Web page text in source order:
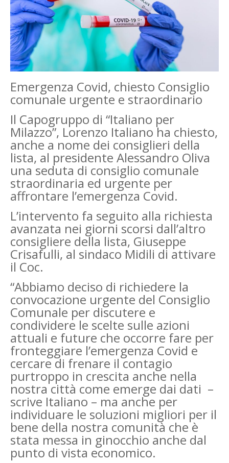
Emergenza Covid, chiesto Consiglio
comunale urgente e straordinario
Il Capogruppo di “Italiano per
Milazzo”, Lorenzo Italiano ha chiesto,
anche a nome dei consiglieri della
lista, al presidente Alessandro Oliva
una seduta di consiglio comunale
straordinaria ed urgente per
affrontare l’emergenza Covid.
L’intervento fa seguito alla richiesta
avanzata nei giorni scorsi dall’altro
consigliere della lista, Giuseppe
Crisafulli, al sindaco Midili di attivare
il Coc.
“Abbiamo deciso di richiedere la
convocazione urgente del Consiglio
Comunale per discutere e
condividere le scelte sulle azioni
attuali e future che occorre fare per
fronteggiare l’emergenza Covid e
cercare di frenare il contagio
purtroppo in crescita anche nella
nostra città come emerge dai dati ­ –
scrive Italiano – ma anche per
individuare le soluzioni migliori per il
bene della nostra comunità che è
stata messa in ginocchio anche dal
punto di vista economico.